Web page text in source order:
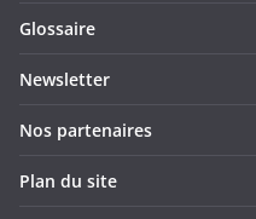
Glossaire
Newsletter
Nos partenaires
Plan du site